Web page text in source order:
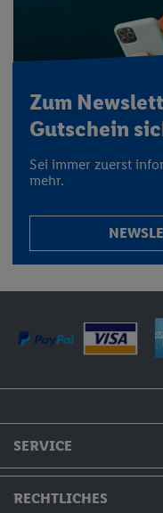
Zum
Gutschein
Sei immer zuerst
mehr.
SERVICE
Formate & Preise
RECHTLICHES